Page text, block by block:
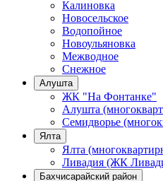
Калиновка
Новосельское
Водопойное
Новоульяновка
Межводное
Снежное
Алушта
ЖК "На Фонтанке"
Алушта
Семидворье
Ялта
Ялта
Ливадия (ЖК
Бахчисарайский район